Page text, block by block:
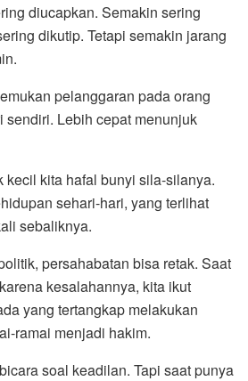
diucapkan. Semakin sering
dikutip. Tetapi semakin jarang
pelanggaran pada orang
sendiri. Lebih cepat menunjuk
kecil kita hafal bunyi sila-silanya.
sehari-hari, yang terlihat
sebaliknya.
persahabatan bisa retak. Saat
kesalahannya, kita ikut
yang tertangkap melakukan
ramai menjadi hakim.
soal keadilan. Tapi saat punya